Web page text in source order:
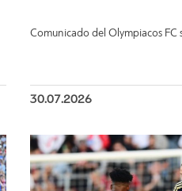
Comunicado del Olympiacos
30.07.2026